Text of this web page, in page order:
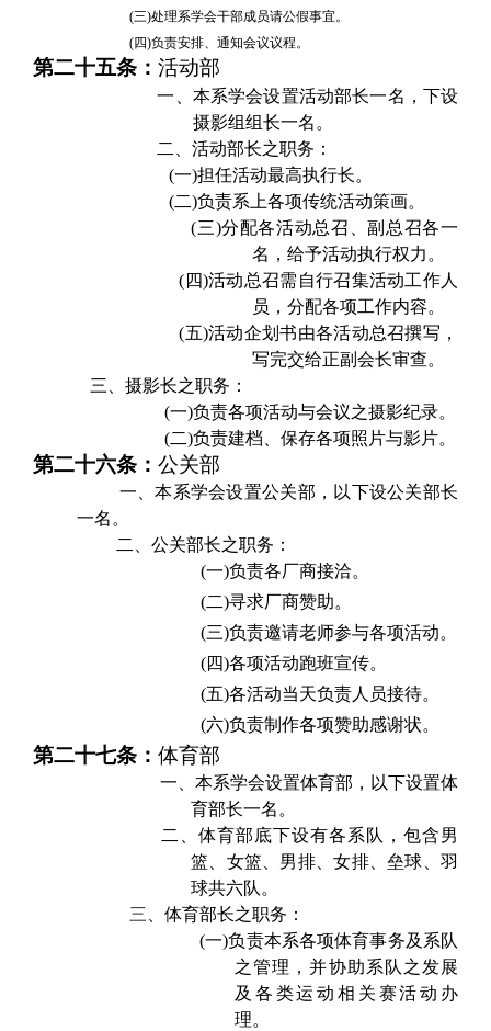
(三)处理系学会干部成员请公假事宜。
(四)负责安排、通知会议议程。
第二十五条： 活动部
一、 本系学会设置活动部长一名，下设
摄影组组长一名。
二、活动部长之职务：
(一)担任活动最高执行长。
(二)负责系上各项传统活动策画。
(三)分配各活动总召、副总召各一
名，给予活动执行权力。
(四)活动总召需自行召集活动工作人
员，分配各项工作内容。
(五)活动企划书由各活动总召撰写，
写完交给正副会长审查。
三、摄影长之职务：
(一)负责各项活动与会议之摄影纪录。
(二)负责建档、保存各项照片与影片。
第二十六条： 公关部
一、本系学会设置公关部，以下设公关部长
一名。
二、公关部长之职务：
(一)负责各厂商接洽。
(二)寻求厂商赞助。
(三)负责邀请老师参与各项活动。
(四)各项活动跑班宣传。
(五)各活动当天负责人员接待。
(六)负责制作各项赞助感谢状。
第二十七条： 体育部
一、 本系学会设置体育部，以下设置体
育部长一名。
二、 体育部底下设有各系队，包含男
篮、女篮、男排、女排、垒球、羽
球共六队。
三 、体育部长之职务：
(一)负责本系各项体育事务及系队
之管理，并协助系队之发展
及各类运动相关赛活动办
理。